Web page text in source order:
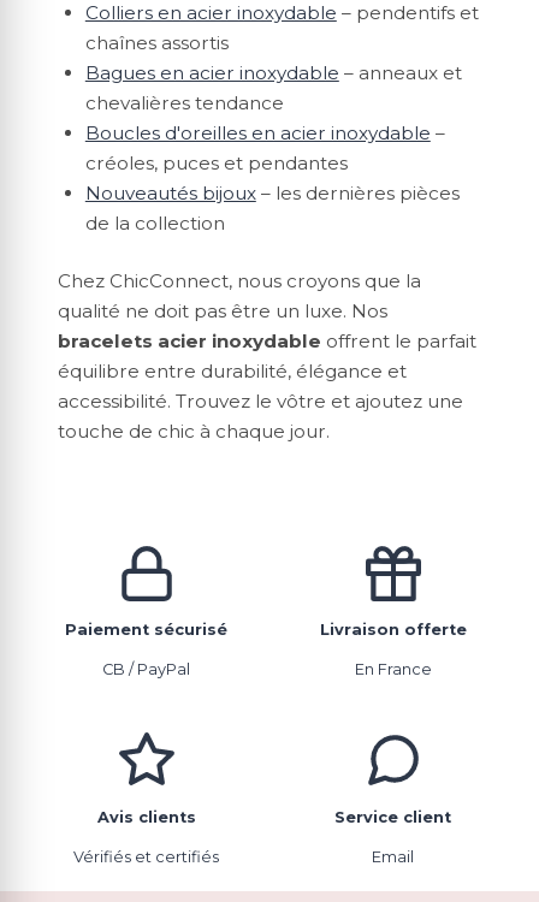
Colliers en acier inoxydable – pendentifs et
chaînes assortis
Bagues en acier inoxydable – anneaux et
chevalières tendance
Boucles d'oreilles en acier inoxydable –
créoles, puces et pendantes
Nouveautés bijoux– les dernières pièces
de la collection
Chez ChicConnect, nous croyons que la
qualité ne doit pas être un luxe. Nos
bracelets acier inoxydable offrent le parfait
équilibre entre durabilité, élégance et
accessibilité. Trouvez le vôtre et ajoutez une
touche de chic à chaque jour.
Paiement sécurisé
CB / PayPal
Livraison offerte
En France
Avis clients
Vérifiés et certifiés
Service client
Email